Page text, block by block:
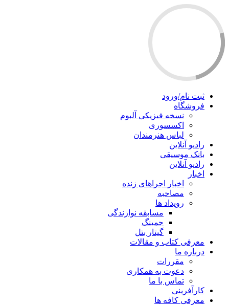
ثبت نام/ورود
فروشگاه
نسخه فیزیکی آلبوم
اکسسوری
لباس هنرمندان
رادیو آنلاین
بانک موسیقی
رادیو آنلاین
اخبار
اخبار اجراهای زنده
مصاحبه
رویداد ها
مسابقه نوازندگی
جمینگ
گیتار بتل
معرفی کتاب و مقالات
درباره ما
مقررات
دعوت به همکاری
تماس با ما
کارآفرینی
معرفی کافه ها